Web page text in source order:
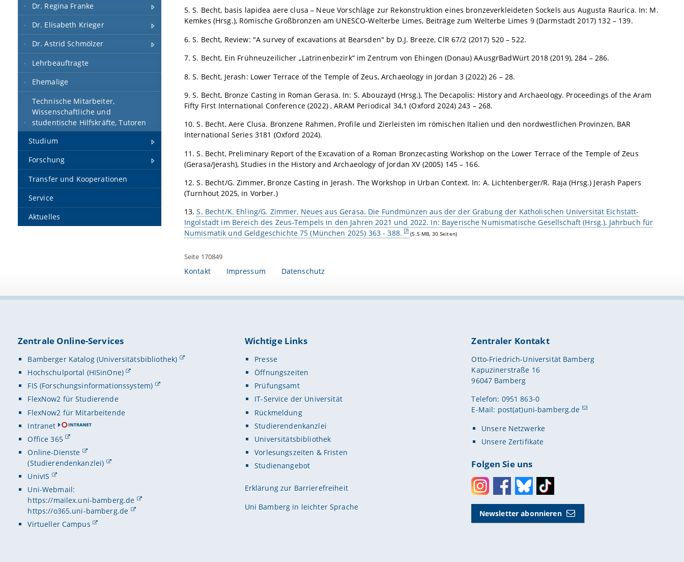
Dr. Regina Franke
Dr. Elisabeth Krieger
Dr. Astrid Schmölzer
Lehrbeauftragte
Ehemalige
Technische Mitarbeiter,
Wissenschaftliche und
studentische Hilfskräfte, Tutoren
Studium
Forschung
Transfer und Kooperationen
Service
Aktuelles
5. S. Becht, basis lapidea aere clusa – Neue Vorschläge zur Rekonstruktion eines bronzeverkleideten Sockels aus Augusta Raurica. In: M.
Kemkes (Hrsg.), Römische Großbronzen am UNESCO-Welterbe Limes, Beiträge zum Welterbe Limes 9 (Darmstadt 2017) 132 – 139.
6. S. Becht, Review: "A survey of excavations at Bearsden" by D.J. Breeze, ClR 67/2 (2017) 520 – 522.
7. S. Becht, Ein Frühneuzeilicher „Latrinenbezirk“ im Zentrum von Ehingen (Donau) AAusgrBadWürt 2018 (2019), 284 – 286.
8. S. Becht, Jerash: Lower Terrace of the Temple of Zeus, Archaeology in Jordan 3 (2022) 26 – 28.
9. S. Becht, Bronze Casting in Roman Gerasa. In: S. Abouzayd (Hrsg.), The Decapolis: History and Archaeology. Proceedings of the Aram
Fifty First International Conference (2022) , ARAM Periodical 34,1 (Oxford 2024) 243 – 268.
10. S. Becht, Aere Clusa. Bronzene Rahmen, Profile und Zierleisten im römischen Italien und den nordwestlichen Provinzen, BAR
International Series 3181 (Oxford 2024).
11. S. Becht, Preliminary Report of the Excavation of a Roman Bronzecasting Workshop on the Lower Terrace of the Temple of Zeus
(Gerasa/Jerash), Studies in the History and Archaeology of Jordan XV (2005) 145 – 166.
12. S. Becht/G. Zimmer, Bronze Casting in Jerash. The Workshop in Urban Context. In: A. Lichtenberger/R. Raja (Hrsg.) Jerash Papers
(Turnhout 2025, in Vorber.)
13.S. Becht/K. Ehling/G. Zimmer, Neues aus Gerasa. Die Fundmünzen aus der der Grabung der Katholischen Universität Eichstätt-
Ingolstadt im Bereich des Zeus-Tempels in den Jahren 2021 und 2022. In: Bayerische Numismatische Gesellschaft (Hrsg.), Jahrbuch für
Numismatik und Geldgeschichte 75 (München 2025) 363 - 388.
(5.5 MB, 30 Seiten)
Seite 170849
Kontakt Impressum Datenschutz
Zentrale Online-Services
Bamberger Katalog (Universitätsbibliothek)
Hochschulportal (HISinOne)
FIS (Forschungsinformationssystem)
FlexNow2 für Studierende
FlexNow2 für Mitarbeitende
Intranet
Office 365
Online-Dienste
(Studierendenkanzlei)
UnivIS
Uni-Webmail:
https://mailex.uni-bamberg.de
https://o365.uni-bamberg.de
Virtueller Campus
Wichtige Links
Presse
Öffnungszeiten
Prüfungsamt
IT-Service der Universität
Rückmeldung
Studierendenkanzlei
Universitätsbibliothek
Vorlesungszeiten & Fristen
Studienangebot
Erklärung zur Barrierefreiheit
Uni Bamberg in leichter Sprache
Zentraler Kontakt
Otto-Friedrich-Universität Bamberg
Kapuzinerstraße 16
96047 Bamberg
Telefon: 0951 863-0
E-Mail: post(at)uni-bamberg.de
Unsere Netzwerke
Unsere Zertifikate
Folgen Sie uns
InstagramFacebookBlueskyToktok
Newsletter abonnieren